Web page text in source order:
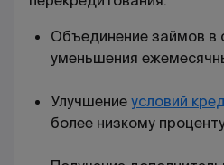
Объединение займов в
уменьшения
Улучшениеусловий
более низкому